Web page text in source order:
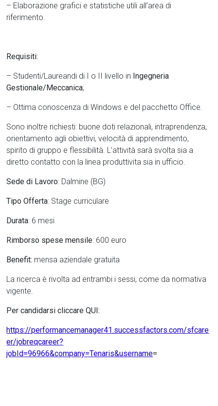
– Elaborazione grafici e statistiche utili all’area di
riferimento.
Requisiti:
– Studenti/Laureandi di I o II livello in Ingegneria
Gestionale/Meccanica;
– Ottima conoscenza di Windows e del pacchetto Office.
Sono inoltre richiesti: buone doti relazionali, intraprendenza,
orientamento agli obiettivi, velocità di apprendimento,
spirito di gruppo e flessibilità. L’attività sarà svolta sia a
diretto contatto con la linea produttivita sia in ufficio.
Sede di Lavoro: Dalmine (BG)
Tipo Offerta: Stage curriculare
Durata: 6 mesi
Rimborso spese mensile: 600 euro
Benefit: mensa aziendale gratuita
La ricerca è rivolta ad entrambi i sessi, come da normativa
vigente.
Per candidarsi cliccare QUI:
https://performancemanager41.successfactors.com/sfcare
er/jobreqcareer?
jobId=96966&company=Tenaris&username=